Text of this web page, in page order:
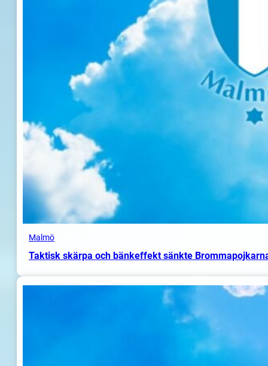
Malmö
Taktisk skärpa och bänkeffekt sänkte